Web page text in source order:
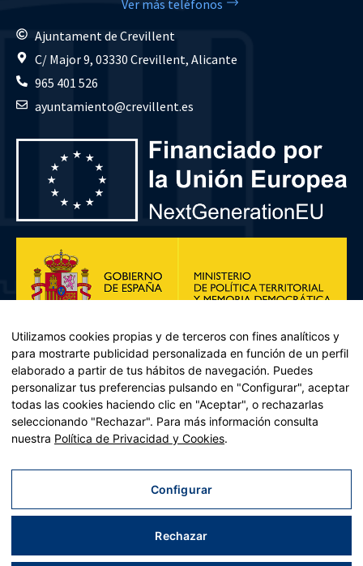
Ver más teléfonos
Ajuntament de Crevillent
C/ Major 9, 03330 Crevillent, Alicante
965 401 526
ayuntamiento@crevillent.es
Plan de Recuperación, Transformación y Resiliencia – Financiado por
Recuperación y resiliencia, establecido por el Reglamento (UE)
2021/241 del Parlamento Europeo y del Consejo, de 12 de febrero
Aviso legal|Política de privacidad|Política de cookies|Accesibilidad|Mapa web
Utilizamos cookies propias y de terceros con fines analíticos y
para mostrarte publicidad personalizada en función de un perfil
elaborado a partir de tus hábitos de navegación. Puedes
personalizar tus preferencias pulsando en "Configurar", aceptar
todas las cookies haciendo clic en "Aceptar", o rechazarlas
seleccionando "Rechazar". Para más información consulta
nuestra Política de Privacidad y Cookies.
Configurar
Rechazar